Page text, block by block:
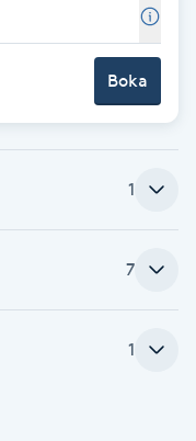
Boka
1
7
1